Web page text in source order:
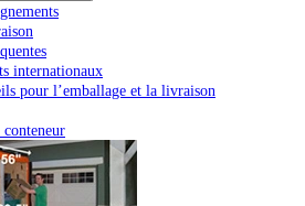
internationaux
pour l’emballage et la livraison